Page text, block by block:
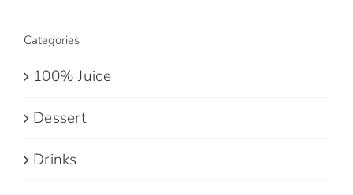
Categories
100% Juice
Dessert
Drinks